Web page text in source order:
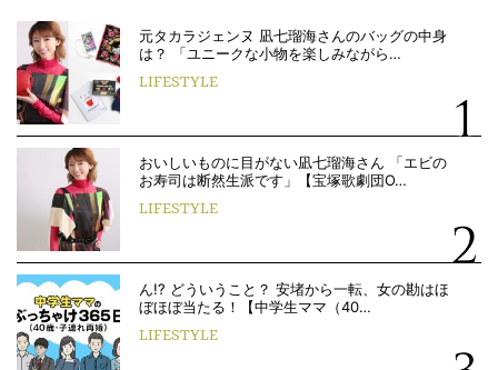
元タカラジェンヌ 凪七瑠海さんのバッグの中身
は？ 「ユニークな小物を楽しみながら…
LIFESTYLE
おいしいものに目がない凪七瑠海さん 「エビの
お寿司は断然生派です」【宝塚歌劇団O…
LIFESTYLE
ん!? どういうこと？ 安堵から一転、女の勘はほ
ぼほぼ当たる！【中学生ママ（40…
LIFESTYLE